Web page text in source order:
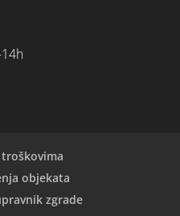
objekata
zgrade